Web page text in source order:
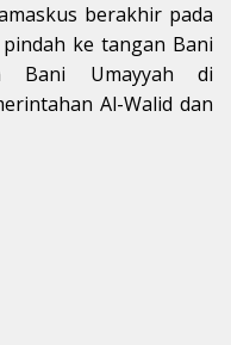
berakhir pada
ke tangan Bani
Bani Umayyah di
Al-Walid dan